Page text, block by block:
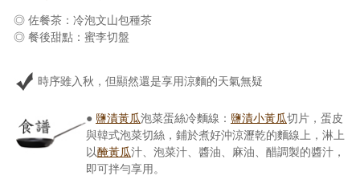
訂閱電子報
◎ 佐餐茶：冷泡文山包種茶
◎ 餐後甜點：蜜李切盤
時序雖入秋，但顯然還是享用涼麵的天氣無疑
● 鹽漬黃瓜泡菜蛋絲冷麵線： 鹽漬小黃瓜切片，蛋皮
與韓式泡菜切絲，鋪於煮好沖涼瀝乾的麵線上，淋上
以醃黃瓜汁、泡菜汁、醬油、麻油、醋調製的醬汁，
即可拌勻享用。